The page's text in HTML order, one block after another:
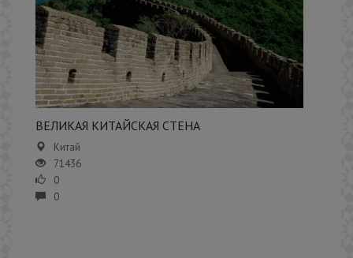
ВЕЛИКАЯ КИТАЙСКАЯ СТЕНА
Китай
71436
0
0